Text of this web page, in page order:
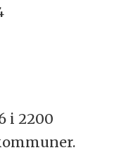
i 2200